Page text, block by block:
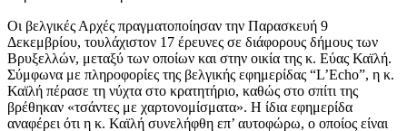
Οι βελγικές Αρχές πραγματοποίησαν την Παρασκευή 9
Δεκεμβρίου, τουλάχιστον 17 έρευνες σε διάφορους δήμους των
Βρυξελλών, μεταξύ των οποίων και στην οικία της κ. Εύας Καϊλή.
Σύμφωνα με πληροφορίες της βελγικής εφημερίδας “L’Echo”, η κ.
Καϊλή πέρασε τη νύχτα στο κρατητήριο, καθώς στο σπίτι της
βρέθηκαν «τσάντες με χαρτονομίσματα». Η ίδια εφημερίδα
αναφέρει ότι η κ. Καϊλή συνελήφθη επ’ αυτοφώρω, ο οποίος είναι